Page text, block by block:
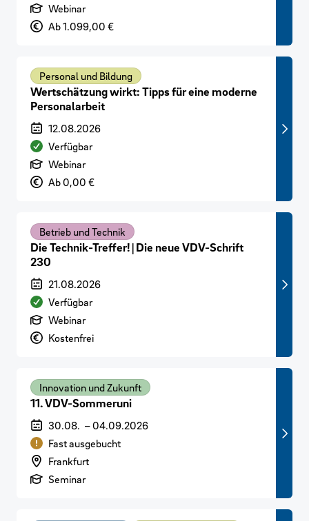
Art der Veranstaltung
Webinar
PreisAb 1.099,00 €
Personal und Bildung
Wertschätzung wirkt: Tipps für eine moderne
Personalarbeit
Veranstaltungszeitraum
12.08.2026
Verfügbarkeit
Verfügbar
Art der Veranstaltung
Webinar
PreisAb 0,00 €
Betrieb und Technik
Die Technik-Treffer! | Die neue VDV-Schrift
230
Veranstaltungszeitraum
21.08.2026
Verfügbarkeit
Verfügbar
Art der Veranstaltung
Webinar
PreisKostenfrei
Innovation und Zukunft
11. VDV-Sommeruni
Veranstaltungszeitraum
30.08. –04.09.2026
Verfügbarkeit
Fast ausgebucht
Veranstaltungsort
Frankfurt
Art der Veranstaltung
Seminar